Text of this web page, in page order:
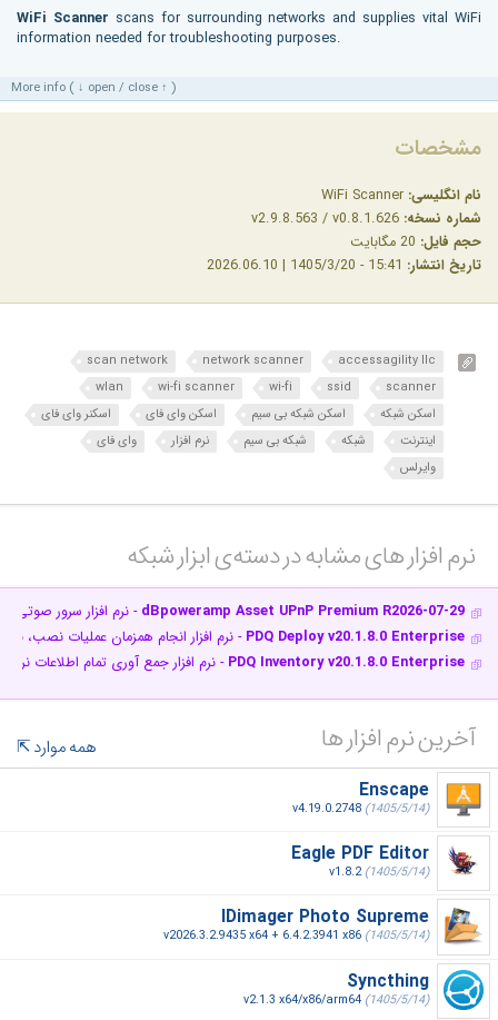
WiFi Scanner scans for surrounding networks and supplies vital WiFi
information needed for troubleshooting purposes.
More info ( ↓ open / close ↑ )
مشخصات
نام انگلیسی:
شماره نسخه:
حجم فایل:
تاریخ انتشار:
accessagility llc
network scanner
scan network
scanner
ssid
wi-fi
wi-fi scanner
wlan
اسکن شبکه
اسکن شبکه بی سیم اسکن وای فای
اسکنر وای فای
اینترنت
شبکه شبکه بی سیم نرم افزار
وای فای
وایرلس
نرم افزار های مشابه در دسته‌ی‌ ابزار شبکه‎
dBpoweramp Asset UPnP Premium R2026-07-29 - نرم افزار سرور صوتی
PDQ Deploy v20.1.8.0 Enterprise - نرم افزار انجام همزمان عملیات نصب،
PDQ Inventory v20.1.8.0 Enterprise - نرم افزار جمع آوری تمام اطلاعات
آخرین نرم افزار ها
همه موارد
Enscape
v4.19.0.2748 (1405/5/14)
Eagle PDF Editor
v1.8.2(1405/5/14)
IDimager Photo Supreme
v2026.3.2.9435 x64 + 6.4.2.3941 x86 (1405/5/14)
Syncthing
v2.1.3 x64/x86/arm64 (1405/5/14)